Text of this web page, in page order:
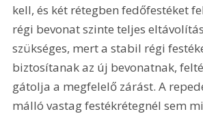
kell, és két rétegben fedőfestéket
régi bevonat szinte teljes
szükséges, mert a stabil régi
biztosítanak az új bevonatnak,
gátolja a megfelelő zárást. A
málló vastag festékrétegnél sem